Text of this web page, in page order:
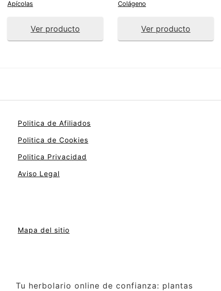
Apícolas
Ver producto
Colágeno
Ver producto
Politica de Afiliados
Politica de Cookies
Politica Privacidad
Aviso Legal
Mapa del sitio
Tu herbolario online de confianza: plantas